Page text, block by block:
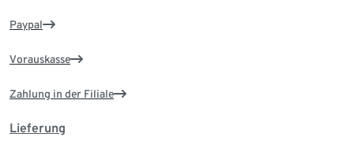
Paypal
Vorauskasse
Zahlung in der Filiale
Lieferung